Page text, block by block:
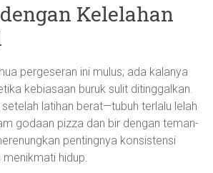
Kelelahan
pergeseran ini mulus; ada kalanya
kebiasaan buruk sulit ditinggalkan.
latihan berat—tubuh terlalu lelah
godaan pizza dan bir dengan teman-
pentingnya konsistensi
hidup.